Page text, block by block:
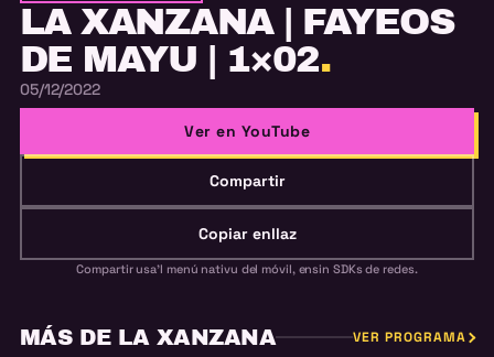
LA XANZANA | FAYEOS
DE MAYU | 1×02.
05/12/2022
Ver en YouTube
Compartir
Copiar enllaz
Compartir usa'l menú nativu del móvil, ensin SDKs de redes.
MÁS DE LA XANZANA VER PROGRAMA